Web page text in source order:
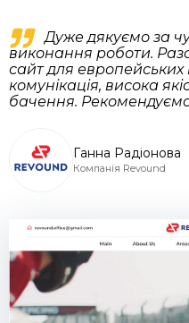
Дуже дякуємо за
виконання роботи.
сайт для
комунікація, висока
бачення.
Ганна Радіонова
Компанія Revound